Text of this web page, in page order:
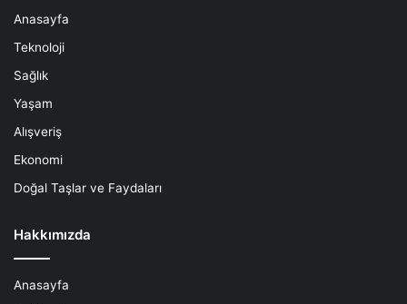
Anasayfa
Teknoloji
Sağlık
Yaşam
Alışveriş
Ekonomi
Doğal Taşlar ve Faydaları
Hakkımızda
Anasayfa